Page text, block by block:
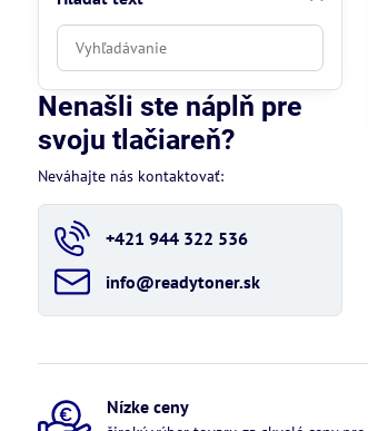
Prehľadať
výsledky
filtra
fulltextom
Nenašli ste náplň pre
svoju tlačiareň?
Neváhajte nás kontaktovať:
+421 944 322 536
info​@readytoner​.sk
Nízke ceny